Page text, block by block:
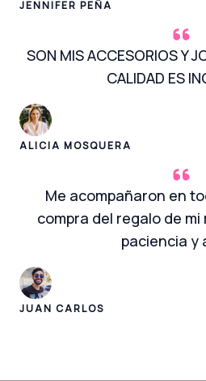
JENNIFER PEÑA
SON MIS ACCESORIOS Y
CALIDAD ES
ALICIA MOSQUERA
Me acompañaron en
compra del regalo de
paciencia y
JUAN CARLOS